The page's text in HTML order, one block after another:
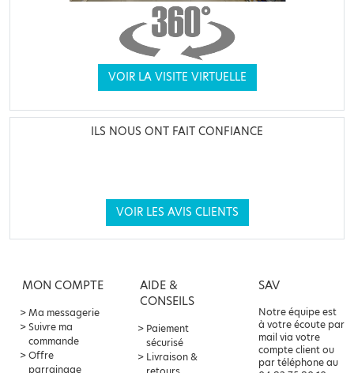
VOIR LA VISITE VIRTUELLE
ILS NOUS ONT FAIT CONFIANCE
VOIR LES AVIS CLIENTS
MON COMPTE
Ma messagerie
Suivre ma
commande
Offre
parrainage
AIDE &
CONSEILS
Paiement
sécurisé
Livraison &
SAV
Notre équipe est
à votre écoute par
mail via votre
compte client ou
par téléphone au